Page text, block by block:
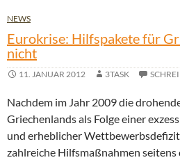
NEWS
Eurokrise: Hilfspakete für
nicht
11. JANUAR 2012 3TASK
Nachdem im Jahr 2009 die
Griechenlands als Folge einer
und erheblicher
zahlreiche Hilfsmaßnahmen